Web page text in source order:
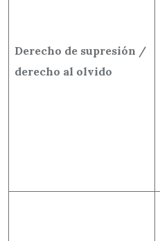
Derecho de supresión /
derecho al olvido